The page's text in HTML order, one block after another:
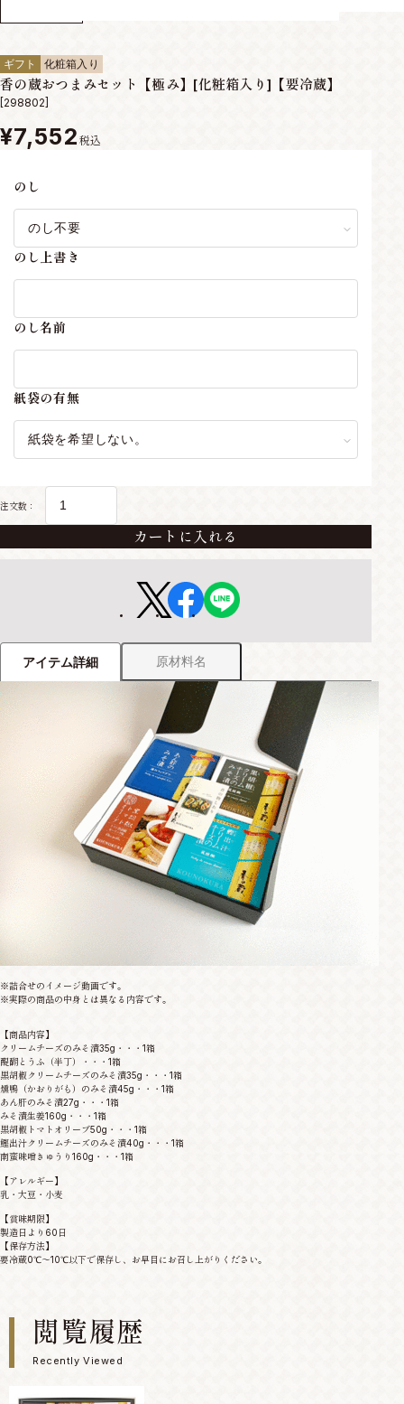
ギフト 化粧箱入り
香の蔵おつまみセット【極み】[化粧箱入り]【要冷蔵】
[298802]
¥7,552 税込
のし
のし上書き
のし名前
紙袋の有無
注文数：
カートに入れる
アイテム詳細 原材料名
※詰合せのイメージ動画です。
※実際の商品の中身とは異なる内容です。
【商品内容】
クリームチーズのみそ漬35g・・・1箱
醍醐とうふ（半丁）・・・1箱
黒胡椒クリームチーズのみそ漬35g・・・1箱
燻鴨（かおりがも）のみそ漬45g・・・1箱
あん肝のみそ漬27g・・・1箱
みそ漬生姜160g・・・1箱
黒胡椒トマトオリーブ50g・・・1箱
鰹出汁クリームチーズのみそ漬40g・・・1箱
南蛮味噌きゅうり160g・・・1箱
【アレルギー】
乳・大豆・小麦
【賞味期限】
製造日より60日
【保存方法】
要冷蔵0℃～10℃以下で保存し、お早目にお召し上がりください。
閲覧履歴
Recently Viewed